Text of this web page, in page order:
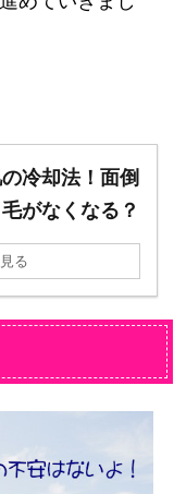
冷却法！面倒
がなくなる？
る